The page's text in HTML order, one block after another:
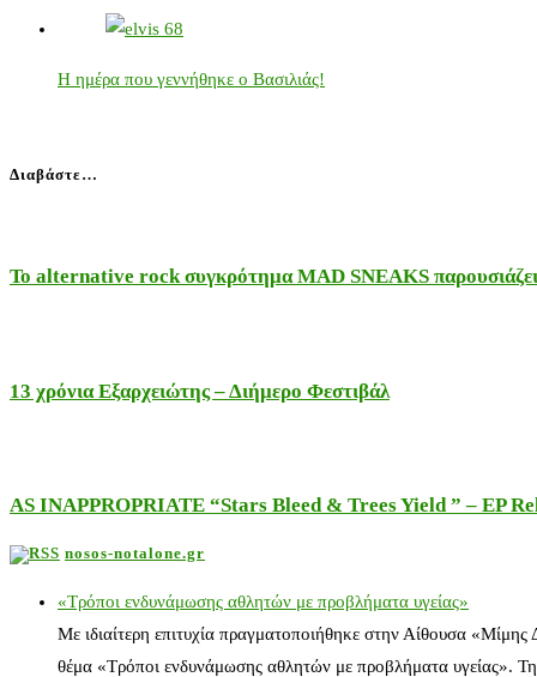
Η ημέρα που γεννήθηκε ο Βασιλιάς!
Διαβάστε…
Το alternative rock συγκρότημα MAD SNEAKS
13 χρόνια Εξαρχειώτης – Διήμερο Φεστιβάλ
AS INAPPROPRIATE “Stars Bleed & Trees Yield ” – EP
nosos-notalone.gr
«Τρόποι ενδυνάμωσης αθλητών με προβλήματα υγείας»
Με ιδιαίτερη επιτυχία πραγματοποιήθηκε στην Αίθουσα
θέμα «Τρόποι ενδυνάμωσης αθλητών με προβλήματα υγείας».